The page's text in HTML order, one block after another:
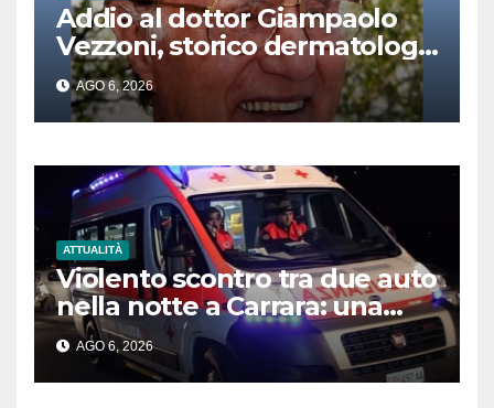
Addio al dottor Giampaolo
Vezzoni, storico dermatologo
e pioniere del reparto Grandi
Ustionati
AGO 6, 2026
ATTUALITÀ
Violento scontro tra due auto
nella notte a Carrara: una
donna in gravi condizioni
AGO 6, 2026